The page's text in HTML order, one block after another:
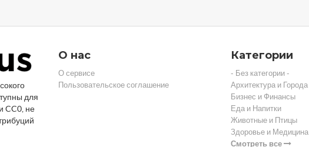
для
CC0, не
О нас
О сервисе
Пользовательское соглашение
Категории
- Без категории -
Архитектура и Города
Бизнес и Финансы
Еда и Напитки
Животные и Птицы
Здоровье и Медицина
Смотреть все